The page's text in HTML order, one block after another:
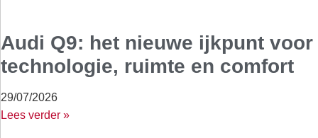
Audi Q9: het nieuwe ijkpunt voor
technologie, ruimte en comfort
29/07/2026
Lees verder »